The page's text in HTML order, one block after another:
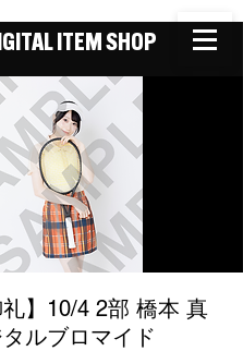
ITEM SHOP
礼】10/4 2部 橋本 真
ルブロマイド